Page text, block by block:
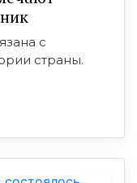
с
страны.